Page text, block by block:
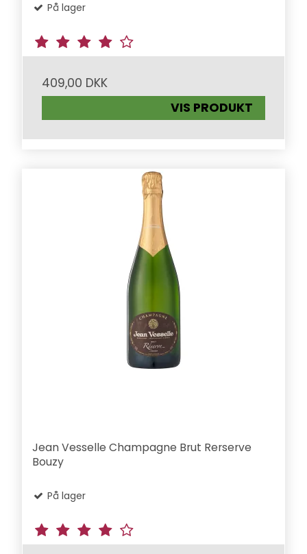
På lager
409,00 DKK
VIS PRODUKT
Jean Vesselle Champagne Brut Rerserve
Bouzy
På lager